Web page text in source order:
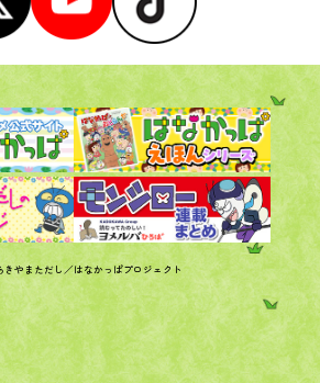
きやまただし／はなかっぱプロジェクト